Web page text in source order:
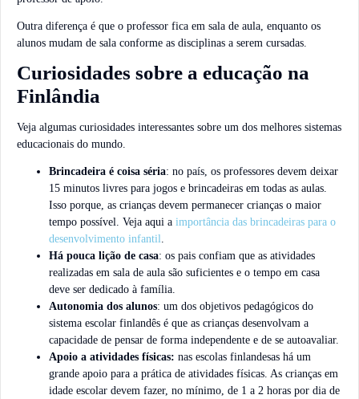
Outra diferença é que o professor fica em sala de aula, enquanto os
alunos mudam de sala conforme as disciplinas a serem cursadas.
Curiosidades sobre a educação na
Finlândia
Veja algumas curiosidades interessantes sobre um dos melhores sistemas
educacionais do mundo.
Brincadeira é coisa séria: no país, os professores devem deixar
15 minutos livres para jogos e brincadeiras em todas as aulas.
Isso porque, as crianças devem permanecer crianças o maior
tempo possível. Veja aqui a importância das brincadeiras para o
desenvolvimento infantil
Há pouca lição de casa: os pais confiam que as atividades
realizadas em sala de aula são suficientes e o tempo em casa
deve ser dedicado à família.
Autonomia dos alunos: um dos objetivos pedagógicos do
sistema escolar finlandês é que as crianças desenvolvam a
capacidade de pensar de forma independente e de se autoavaliar.
Apoio a atividades físicas: nas escolas finlandesas há um
grande apoio para a prática de atividades físicas. As crianças em
idade escolar devem fazer, no mínimo, de 1 a 2 horas por dia de